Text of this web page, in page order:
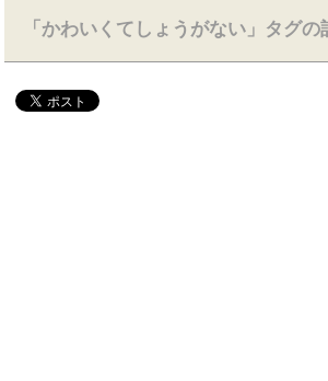
「かわいくてしょうがない」タグの